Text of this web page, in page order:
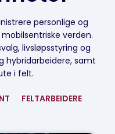
personlige og
verden.
livsløpsstyring og
hybridarbeidere, samt
i felt.
FELTARBEIDERE